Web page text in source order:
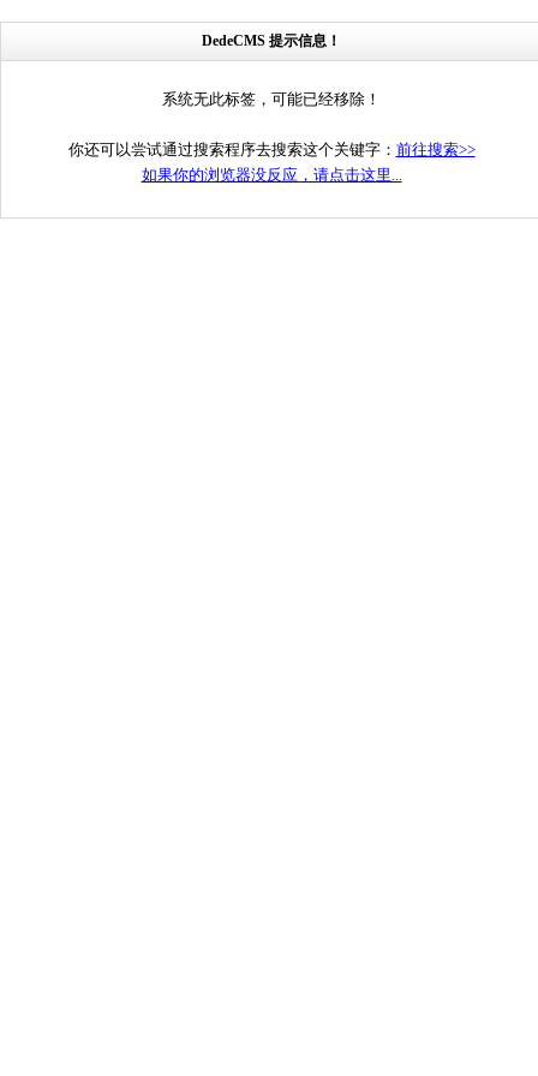
DedeCMS 提示信息！
系统无此标签，可能已经移除！
你还可以尝试通过搜索程序去搜索这个关键字： 前往搜索>>
如果你的浏览器没反应，请点击这里...